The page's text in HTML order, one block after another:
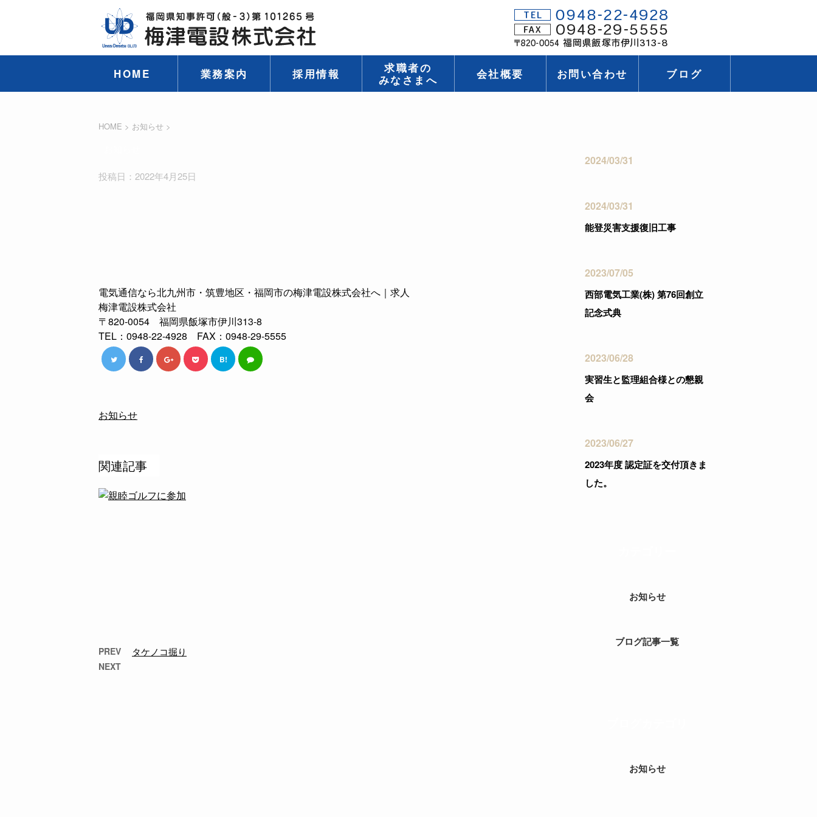
HOME 業務案内 採用情報
求職者の
みなさまへ
会社概要 お問い合わせ ブログ
HOME > お知らせ >
投稿日：2022年4月25日
電気通信なら北九州市・筑豊地区・福岡市の梅津電設株式会社へ｜求人
梅津電設株式会社
〒820-0054 福岡県飯塚市伊川313-8
TEL：0948-22-4928 FAX：0948-29-5555
B!
お知らせ
関連記事
PREV タケノコ掘り
NEXT
2024/03/31
2024/03/31
能登災害支援復旧工事
2023/07/05
西部電気工業(株) 第76回創立
記念式典
2023/06/28
実習生と監理組合様との懇親
会
2023/06/27
2023年度 認定証を交付頂きま
した。
お知らせ
ブログ記事一覧
お知らせ